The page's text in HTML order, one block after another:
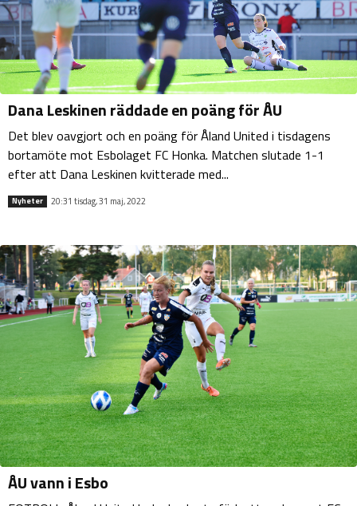
Dana Leskinen räddade en poäng för ÅU
Det blev oavgjort och en poäng för Åland United i tisdagens
bortamöte mot Esbolaget FC Honka. Matchen slutade 1-1
efter att Dana Leskinen kvitterade med...
Nyheter 20:31 tisdag, 31 maj, 2022
ÅU vann i Esbo